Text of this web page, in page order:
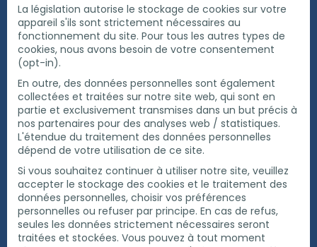
EXACT LAME DE SCIE CERMET
La législation autorise le stockage de cookies sur votre
appareil s'ils sont strictement nécessaires au
fonctionnement du site. Pour tous les autres types de
cookies, nous avons besoin de votre consentement
(opt-in).
En outre, des données personnelles sont également
collectées et traitées sur notre site web, qui sont en
partie et exclusivement transmises dans un but précis à
nos partenaires pour des analyses web / statistiques.
L'étendue du traitement des données personnelles
dépend de votre utilisation de ce site.
Si vous souhaitez continuer à utiliser notre site, veuillez
accepter le stockage des cookies et le traitement des
données personnelles, choisir vos préférences
personnelles ou refuser par principe. En cas de refus,
seules les données strictement nécessaires seront
traitées et stockées. Vous pouvez à tout moment